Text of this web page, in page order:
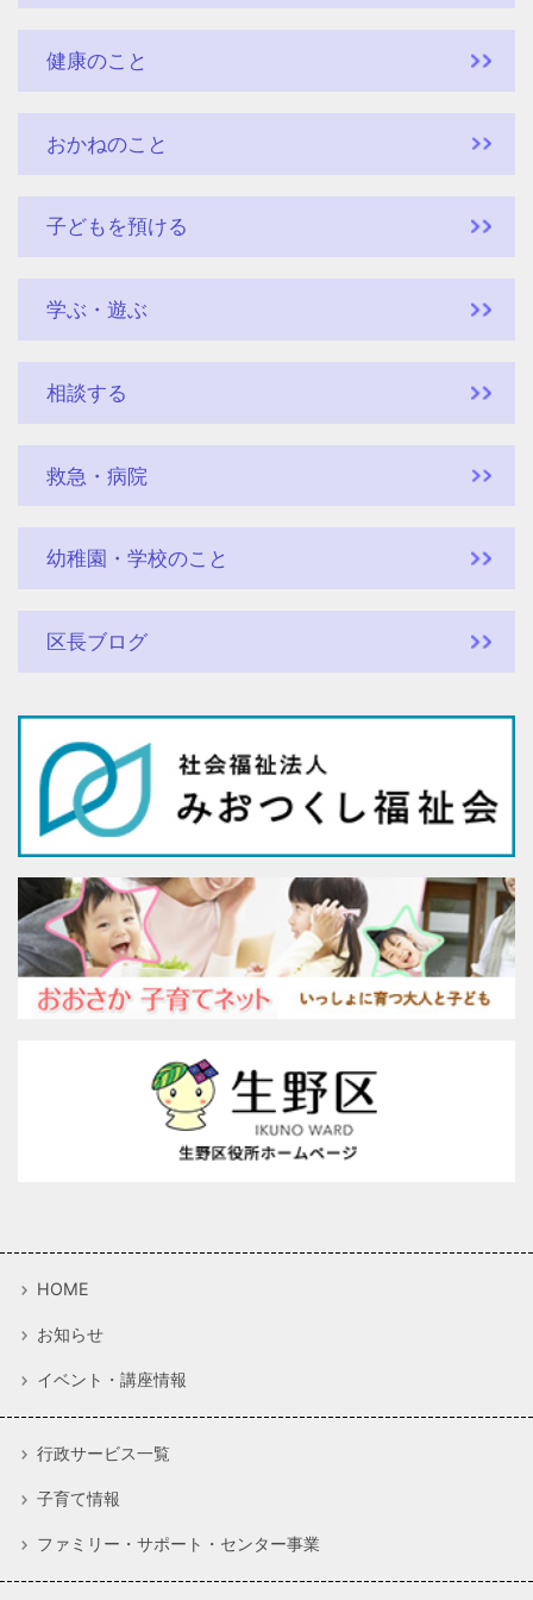
健康のこと
おかねのこと
子どもを預ける
学ぶ・遊ぶ
相談する
救急・病院
幼稚園・学校のこと
区長ブログ
HOME
お知らせ
イベント・講座情報
行政サービス一覧
子育て情報
ファミリー・サポート・センター事業